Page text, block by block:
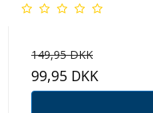
149,95 DKK
99,95 DKK